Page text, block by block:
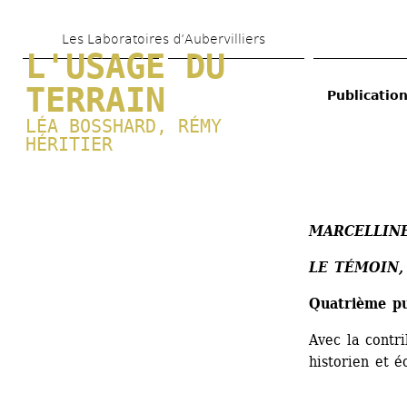
au
contenu
principal
Les Laboratoires d’Aubervilliers
L'USAGE DU
TERRAIN
LÉA BOSSHARD , RÉMY
HÉRITIER
LE
Quatrième
Avec la
historien et